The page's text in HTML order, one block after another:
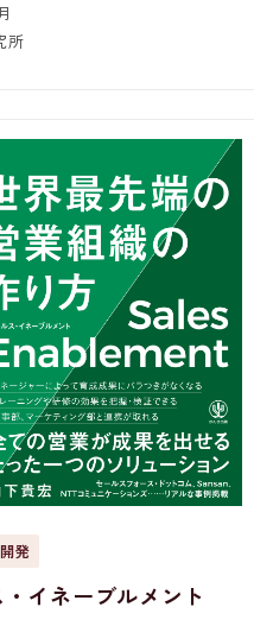
所
発
イネーブルメント